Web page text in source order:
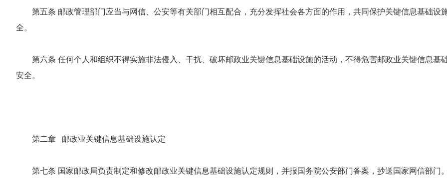
第五条 邮政管理部门应当与网信、公安等有关部门相互配合，充分发挥社会各方面的作用，共同保护关键信息基础设
全。
第六条 任何个人和组织不得实施非法侵入、干扰、破坏邮政业关键信息基础设施的活动，不得危害邮政业关键信息基
安全。
第二章 邮政业关键信息基础设施认定
第七条 国家邮政局负责制定和修改邮政业关键信息基础设施认定规则，并报国务院公安部门备案，抄送国家网信部门